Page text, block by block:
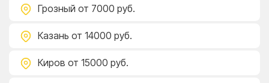
Грозный от 7000 руб.
Казань от 14000 руб.
Киров от 15000 руб.